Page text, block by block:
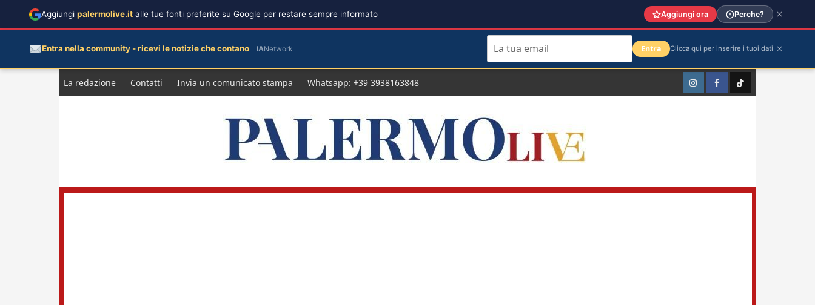
La redazione Contatti Invia un comunicato stampa Whatsapp: +39 3938163848 InstagramFacebookTikTok
Aggiungi palermolive.it alle tue fonti preferite su Google per restare sempre informato Aggiungi ora Perche?
Entra nella community - ricevi le notizie che contano IANetwork Entra Clicca qui per inserire i tuoi dati